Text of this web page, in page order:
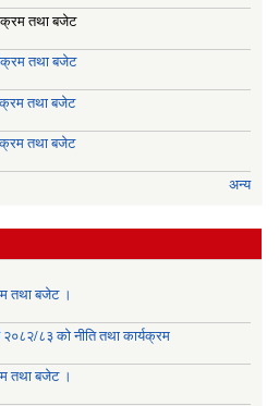
तथा बजेट
तथा बजेट
तथा बजेट
तथा बजेट
अन्य
तथा बजेट ।
२०८२/८३ को नीति तथा कार्यक्रम
तथा बजेट ।